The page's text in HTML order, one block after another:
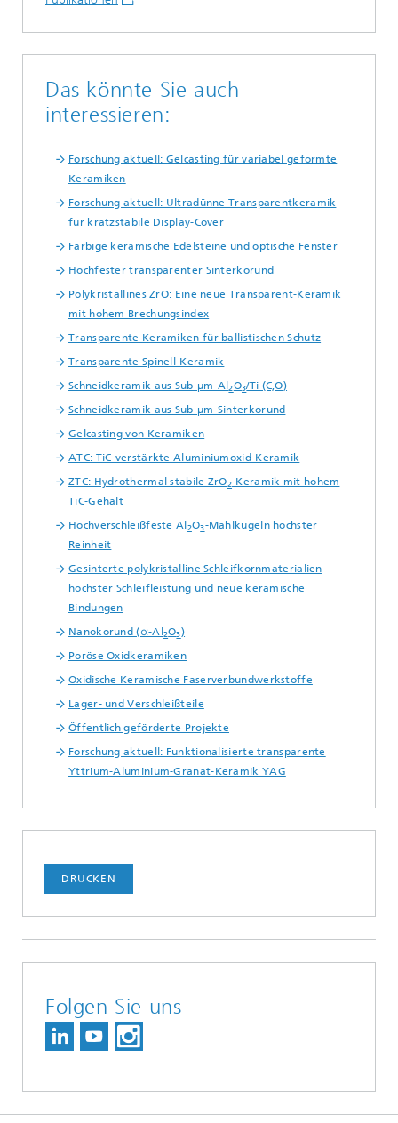
Das könnte Sie auch
interessieren:
Forschung aktuell: Gelcasting für variabel geformte
Keramiken
Forschung aktuell: Ultradünne Transparentkeramik
für kratzstabile Display-Cover
Farbige keramische Edelsteine und optische Fenster
Hochfester transparenter Sinterkorund
Polykristallines ZrO: Eine neue Transparent-Keramik
mit hohem Brechungsindex
Transparente Keramiken für ballistischen Schutz
Transparente Spinell-Keramik
Schneidkeramik aus Sub-µm-Al2O3/Ti (C,O)
Schneidkeramik aus Sub-µm-Sinterkorund
Gelcasting von Keramiken
ATC: TiC-verstärkte Aluminiumoxid-Keramik
ZTC: Hydrothermal stabile ZrO2-Keramik mit hohem
TiC-Gehalt
Hochverschleißfeste Al 2O3-Mahlkugeln höchster
Reinheit
Gesinterte polykristalline Schleifkornmaterialien
höchster Schleifleistung und neue keramische
Bindungen
Nanokorund (α-Al 2O3)
Poröse Oxidkeramiken
Oxidische Keramische Faserverbundwerkstoffe
Lager- und Verschleißteile
Öffentlich geförderte Projekte
Forschung aktuell: Funktionalisierte transparente
Yttrium-Aluminium-Granat-Keramik YAG
DRUCKEN
Folgen Sie uns